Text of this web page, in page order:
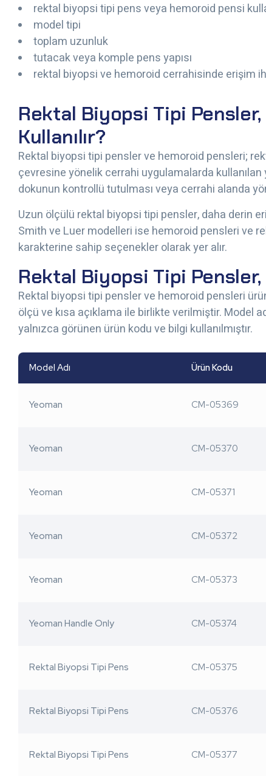
rektal biyopsi tipi pens veya hemoroid pensi
model tipi
toplam uzunluk
tutacak veya komple pens yapısı
rektal biyopsi ve hemoroid cerrahisinde erişim
Rektal Biyopsi Tipi
Kullanılır?
Rektal biyopsi tipi pensler ve hemoroid pensleri;
çevresine yönelik cerrahi uygulamalarda kullanılan
dokunun kontrollü tutulması veya cerrahi alanda
Uzun ölçülü rektal biyopsi tipi pensler, daha derin
Smith ve Luer modelleri ise hemoroid pensleri ve
karakterine sahip seçenekler olarak yer alır.
Rektal Biyopsi Tipi
Rektal biyopsi tipi pensler ve hemoroid pensleri
ölçü ve kısa açıklama ile birlikte verilmiştir. Model
yalnızca görünen ürün kodu ve bilgi kullanılmıştır.
Model Adı Ürün Kodu
Yeoman CM-05369
Yeoman CM-05370
Yeoman CM-05371
Yeoman CM-05372
Yeoman CM-05373
Yeoman Handle Only CM-05374
Rektal Biyopsi Tipi Pens CM-05375
Rektal Biyopsi Tipi Pens CM-05376
Rektal Biyopsi Tipi Pens CM-05377